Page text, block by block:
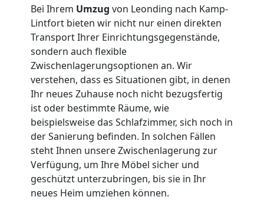
Bei Ihrem Umzug von Leonding nach Kamp-
Lintfort bieten wir nicht nur einen direkten
Transport Ihrer Einrichtungsgegenstände,
sondern auch flexible
Zwischenlagerungsoptionen an. Wir
verstehen, dass es Situationen gibt, in denen
Ihr neues Zuhause noch nicht bezugsfertig
ist oder bestimmte Räume, wie
beispielsweise das Schlafzimmer, sich noch in
der Sanierung befinden. In solchen Fällen
steht Ihnen unsere Zwischenlagerung zur
Verfügung, um Ihre Möbel sicher und
geschützt unterzubringen, bis sie in Ihr
neues Heim umziehen können.
International
Internationaler
Umzug
Nationaler
Umzug